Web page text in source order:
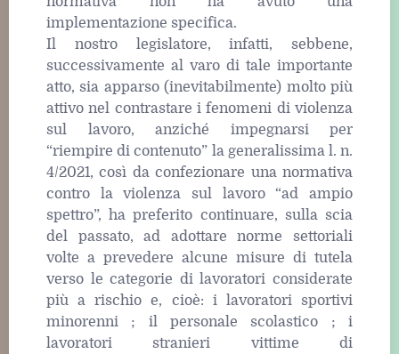
implementazione specifica.
Il nostro legislatore, infatti, sebbene,
successivamente al varo di tale importante
atto, sia apparso (inevitabilmente) molto più
attivo nel contrastare i fenomeni di violenza
sul lavoro, anziché impegnarsi per
“riempire di contenuto” la generalissima l. n.
4/2021, così da confezionare una normativa
contro la violenza sul lavoro “ad ampio
spettro”, ha preferito continuare, sulla scia
del passato, ad adottare norme settoriali
volte a prevedere alcune misure di tutela
verso le categorie di lavoratori considerate
più a rischio e, cioè: i lavoratori sportivi
minorenni ; il personale scolastico ; i
lavoratori stranieri vittime di